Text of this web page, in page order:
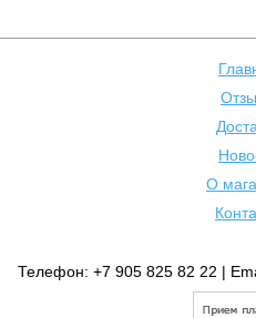
О
Телефон: +7 905 825 82 22 |